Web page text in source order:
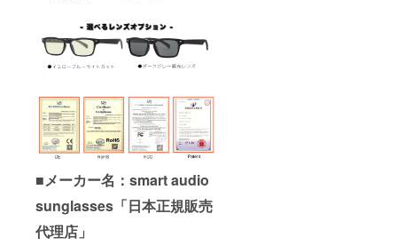
■メーカー名：smart audio
sunglasses「日本正規販売
代理店」